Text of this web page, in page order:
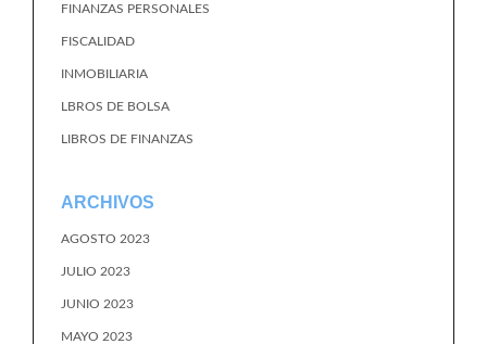
FINANZAS PERSONALES
FISCALIDAD
INMOBILIARIA
LBROS DE BOLSA
LIBROS DE FINANZAS
ARCHIVOS
AGOSTO 2023
JULIO 2023
JUNIO 2023
MAYO 2023